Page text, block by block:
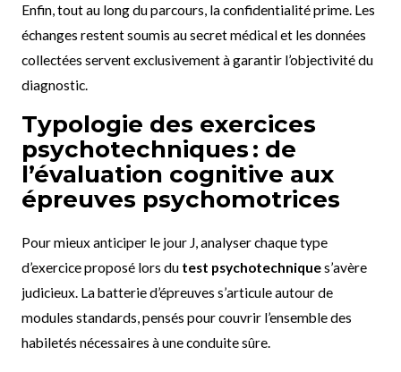
Enfin, tout au long du parcours, la confidentialité prime. Les
échanges restent soumis au secret médical et les données
collectées servent exclusivement à garantir l’objectivité du
diagnostic.
Typologie des exercices
psychotechniques : de
l’évaluation cognitive aux
épreuves psychomotrices
Pour mieux anticiper le jour J, analyser chaque type
d’exercice proposé lors du test psychotechniques’avère
judicieux. La batterie d’épreuves s’articule autour de
modules standards, pensés pour couvrir l’ensemble des
habiletés nécessaires à une conduite sûre.